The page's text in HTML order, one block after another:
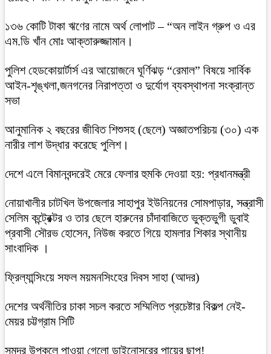
১৩৬ কোটি টাকা ঋণের নামে অর্থ লোপাট – “অন লাইন গ্রুপ ও এর
এম.ডি খাঁন মোঃ আক্তারুজ্জামান।
পুলিশ হেডকোয়ার্টার্স এর আয়োজনে ঘূর্ণিঝড় “রেমাল” বিষয়ে সার্বিক
আইন-শৃঙ্খলা,জনগনের নিরাপত্তা ও দুর্যোগ ব্যবস্থাপনা সংক্রান্ত
সভা
আনুমানিক ২ বছরের জীবিত শিশুসহ (ছেলে) অজ্ঞাতপরিচয় (৩০) এক
নারীর লাশ উদ্ধার করেছে পুলিশ।
দেশে এলে বিমানবন্দরেই মেরে ফেলার হুমকি দেওয়া হয়: প্রধানমন্ত্রী
নোয়াখালীর চাটখিল উপজেলার সাহাপুর ইউনিয়নের সোমপাড়ার, সন্ত্রাসী
সেলিম কন্ট্রেক্টর ও তার ছেলে হারুনের চাঁদাবাজিতে ভুক্তভুগী ডুবাই
প্রবাসী সৌরভ হোসেন, নিউজ করতে গিয়ে হামলার শিকার স্থানীয়
সাংবাদিক ।
ফ্রিল্যান্সিংয়ে সফল ময়মনসিংহের দিবস সাহা (আদর)
দেশের অর্থনীতির চাকা সচল করতে সম্মিলিত প্রচেষ্টার বিকল্প নেই-
মেয়র চট্টগ্রাম সিটি
সমুদ্র উপকূলে পাওয়া গেলো ডাইনোসরের পায়ের ছাপ!